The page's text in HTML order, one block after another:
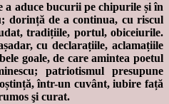
a aduce bucurii pe chipurile și în
dorință de a continua, cu riscul
tradițiile, portul, obiceiurile.
cu declarațiile, aclamațiile
goale, de care amintea poetul
patriotismul presupune
într-un cuvânt, iubire față
şi curat.